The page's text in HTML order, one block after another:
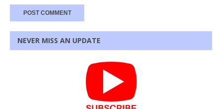
NEVER MISS AN UPDATE